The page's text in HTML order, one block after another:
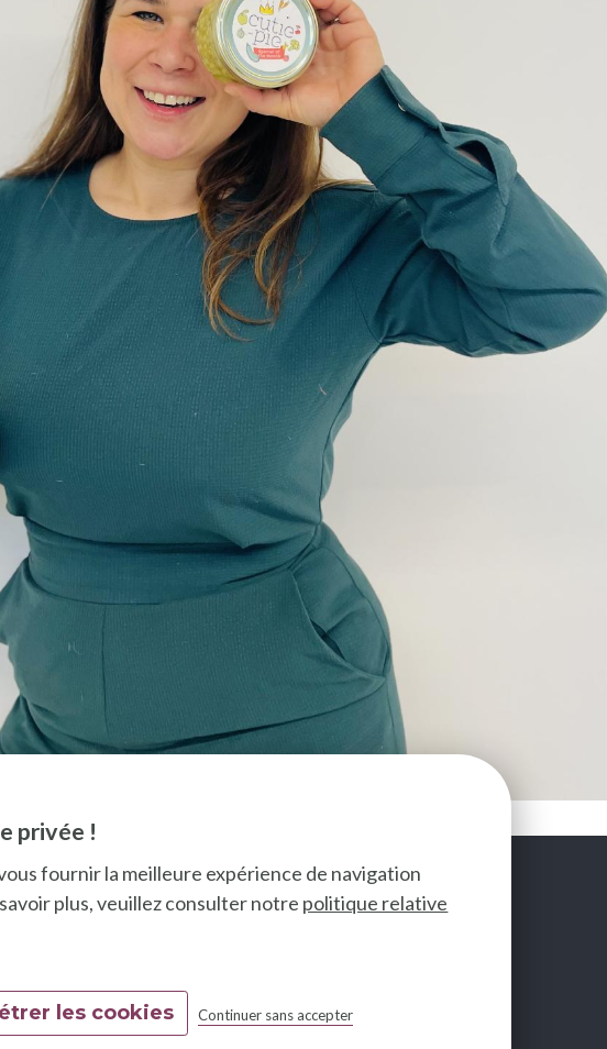
privée !
fournir la meilleure expérience de navigation
plus, veuillez consulter notre politique relative
Continuer sans accepter
les cookies